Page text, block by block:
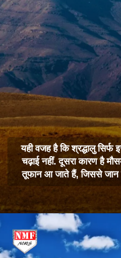
यही वजह है कि श्रद्धालु सिर्फ
चढ़ाई नहीं. दूसरा कारण है
तूफान आ जाते हैं, जिससे जान